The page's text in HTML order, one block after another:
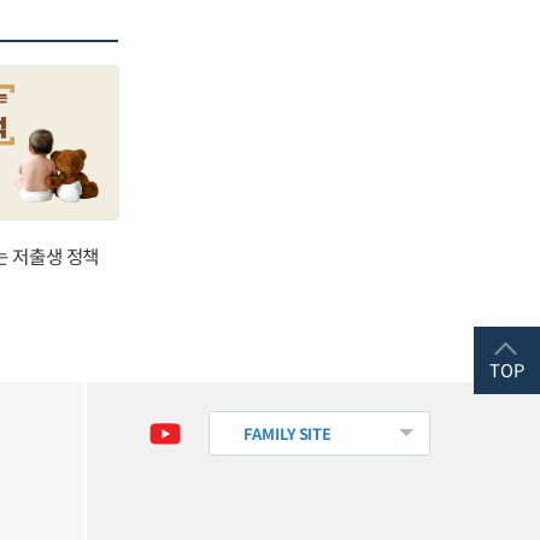
저출생 정책
FAMILY SITE
TOP